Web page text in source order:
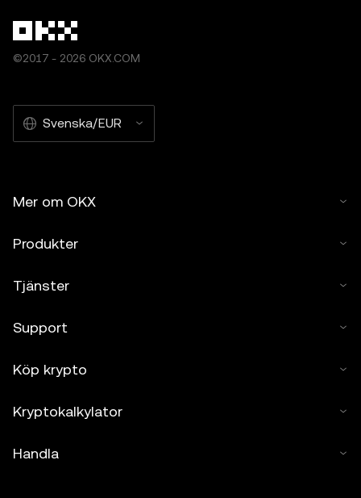
©2017 - 2026 OKX.COM
Svenska/EUR
Mer om OKX
Produkter
Tjänster
Support
Köp krypto
Kryptokalkylator
Handla